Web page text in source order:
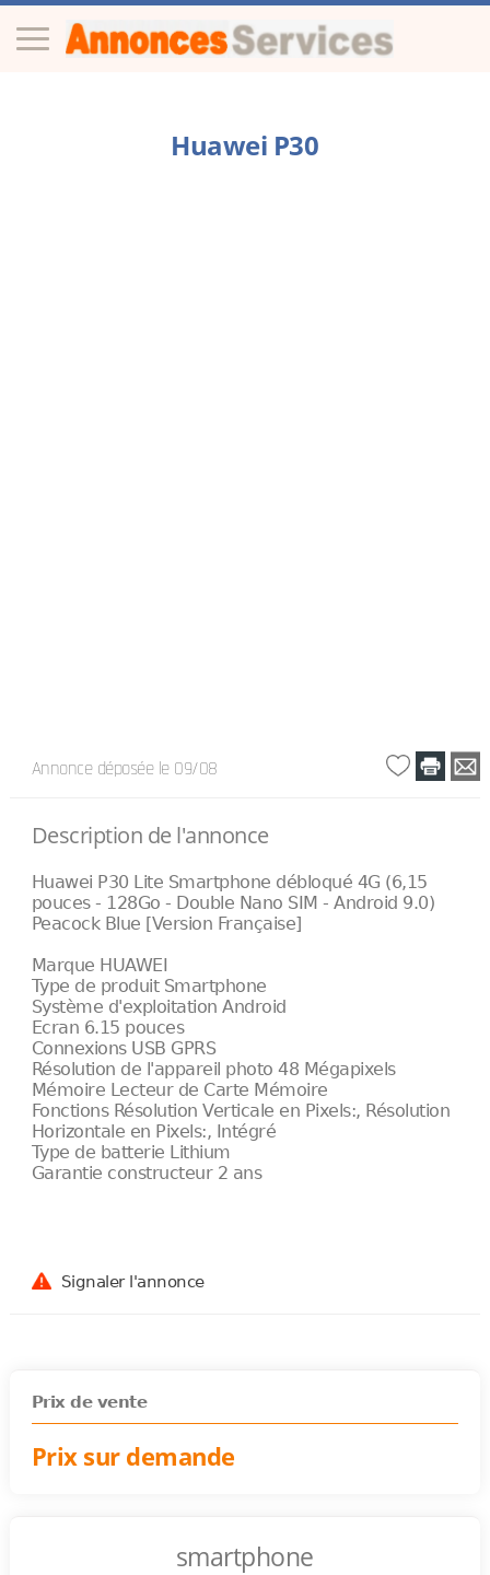
Huawei P30
Annonce déposée le 09/08
Description de l'annonce
Huawei P30 Lite Smartphone débloqué 4G (6,15
pouces - 128Go - Double Nano SIM - Android 9.0)
Peacock Blue [Version Française]
Marque HUAWEI
Type de produit Smartphone
Système d'exploitation Android
Ecran 6.15 pouces
Connexions USB GPRS
Résolution de l'appareil photo 48 Mégapixels
Mémoire Lecteur de Carte Mémoire
Fonctions Résolution Verticale en Pixels:, Résolution
Horizontale en Pixels:, Intégré
Type de batterie Lithium
Garantie constructeur 2 ans
Signaler l'annonce
Prix de vente
Prix sur demande
smartphone